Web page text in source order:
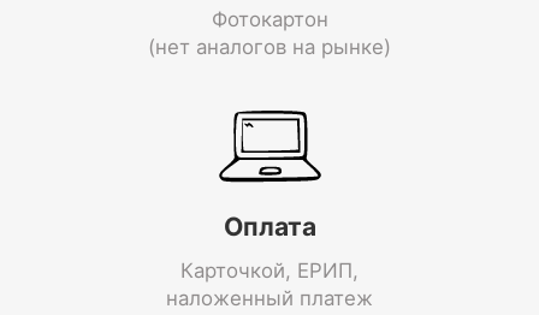
Фотокартон
(нет аналогов на рынке)
Оплата
Карточкой, ЕРИП,
наложенный платеж